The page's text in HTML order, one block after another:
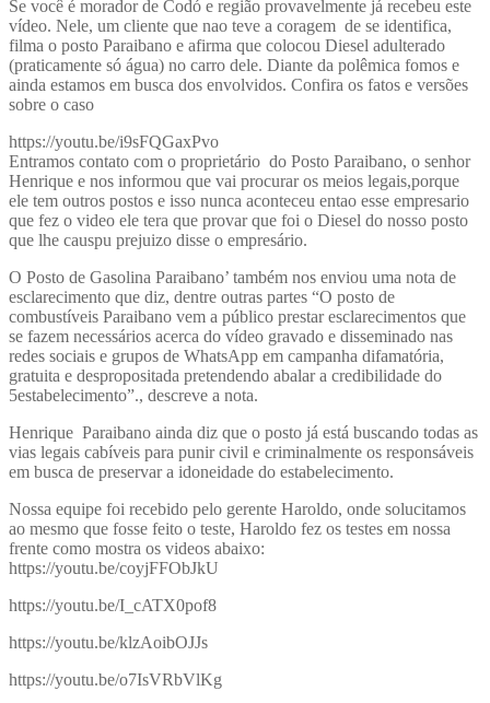
Se você é morador de Codó e região provavelmente já recebeu este
vídeo. Nele, um cliente que nao teve a coragem de se identifica,
filma o posto Paraibano e afirma que colocou Diesel adulterado
(praticamente só água) no carro dele. Diante da polêmica fomos e
ainda estamos em busca dos envolvidos. Confira os fatos e versões
sobre o caso
https://youtu.be/i9sFQGaxPvo
Entramos contato com o proprietário do Posto Paraibano, o senhor
Henrique e nos informou que vai procurar os meios legais,porque
ele tem outros postos e isso nunca aconteceu entao esse empresario
que fez o video ele tera que provar que foi o Diesel do nosso posto
que lhe causpu prejuizo disse o empresário.
O Posto de Gasolina Paraibano’ também nos enviou uma nota de
esclarecimento que diz, dentre outras partes “O posto de
combustíveis Paraibano vem a público prestar esclarecimentos que
se fazem necessários acerca do vídeo gravado e disseminado nas
redes sociais e grupos de WhatsApp em campanha difamatória,
gratuita e despropositada pretendendo abalar a credibilidade do
5estabelecimento”., descreve a nota.
Henrique Paraibano ainda diz que o posto já está buscando todas as
vias legais cabíveis para punir civil e criminalmente os responsáveis
em busca de preservar a idoneidade do estabelecimento.
Nossa equipe foi recebido pelo gerente Haroldo, onde solucitamos
ao mesmo que fosse feito o teste, Haroldo fez os testes em nossa
frente como mostra os videos abaixo:
https://youtu.be/coyjFFObJkU
https://youtu.be/I_cATX0pof8
https://youtu.be/klzAoibOJJs
https://youtu.be/o7IsVRbVlKg